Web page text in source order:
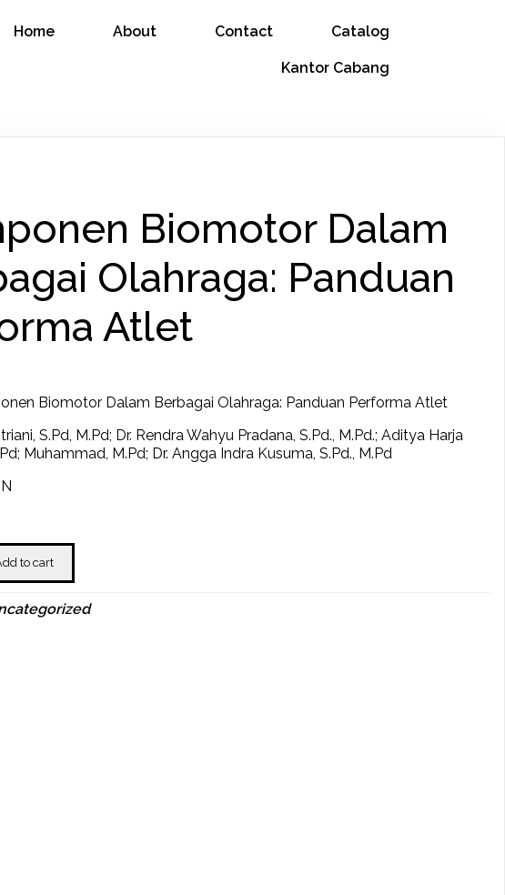
Home About Contact Catalog
Kantor Cabang
Biomotor Dalam
Olahraga: Panduan
Atlet
Biomotor Dalam Berbagai Olahraga: Panduan Performa Atlet
S.Pd, M.Pd; Dr. Rendra Wahyu Pradana, S.Pd., M.Pd.; Aditya Harja
Muhammad, M.Pd; Dr. Angga Indra Kusuma, S.Pd., M.Pd
to cart